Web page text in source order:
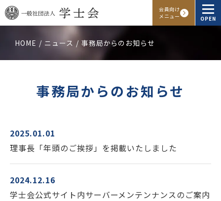
会員向け
メニュー
OPEN
学士会概要
会員向けサービス
HOME ニュース 事務局からのお知らせ
事務局からのお知らせ
2025.01.01
理事長「年頭のご挨拶」を掲載いたしました
2024.12.16
学士会公式サイト内サーバーメンテンナンスのご案内